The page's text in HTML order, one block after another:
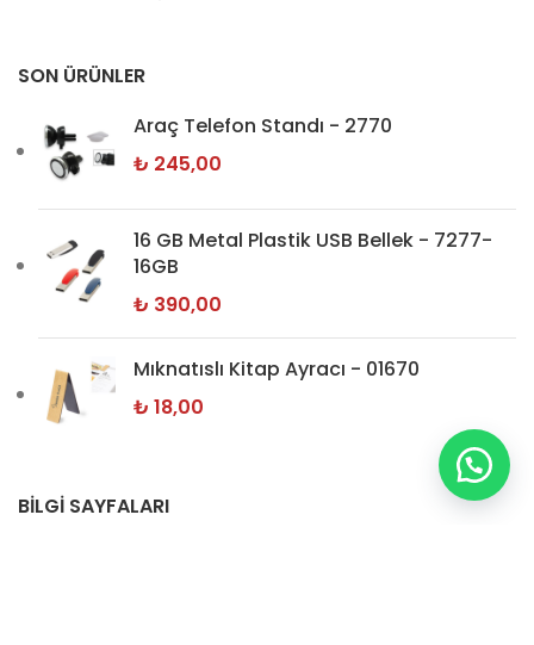
SON ÜRÜNLER
Araç Telefon Standı - 2770
₺ 245,00
16 GB Metal Plastik USB Bellek - 7277-
16GB
₺ 390,00
Mıknatıslı Kitap Ayracı - 01670
₺ 18,00
BİLGİ SAYFALARI